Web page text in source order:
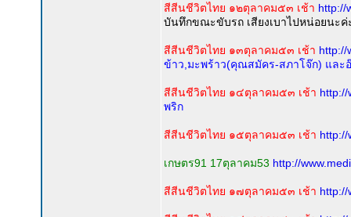
สีสีนชีวิตไทย ๑๒ตุลาคม๕๓ เช้า http://
บันทึกขณะขับรถ เสียงเบาไปหน่อยนะค่
สีสีนชีวิตไทย ๑๓ตุลาคม๕๓ เช้า http://
ข้าว,มะพร้าว(คุณสมัคร-สภาโจ๊ก) และอ๊
สีสีนชีวิตไทย ๑๔ตุลาคม๕๓ เช้า http://
พริก
สีสีนชีวิตไทย ๑๕ตุลาคม๕๓ เช้า http://
เกษตร91 17ตุลาคม53 http://
สีสีนชีวิตไทย ๑๗ตุลาคม๕๓ เช้า http://